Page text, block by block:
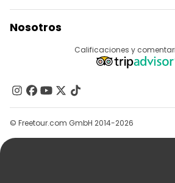
Acceder Como Proveedor
Programa De Afiliados
Nosotros
Contacto
Grupos
Ayuda
Calificaciones y
© Freetour.com GmbH 2014-2026